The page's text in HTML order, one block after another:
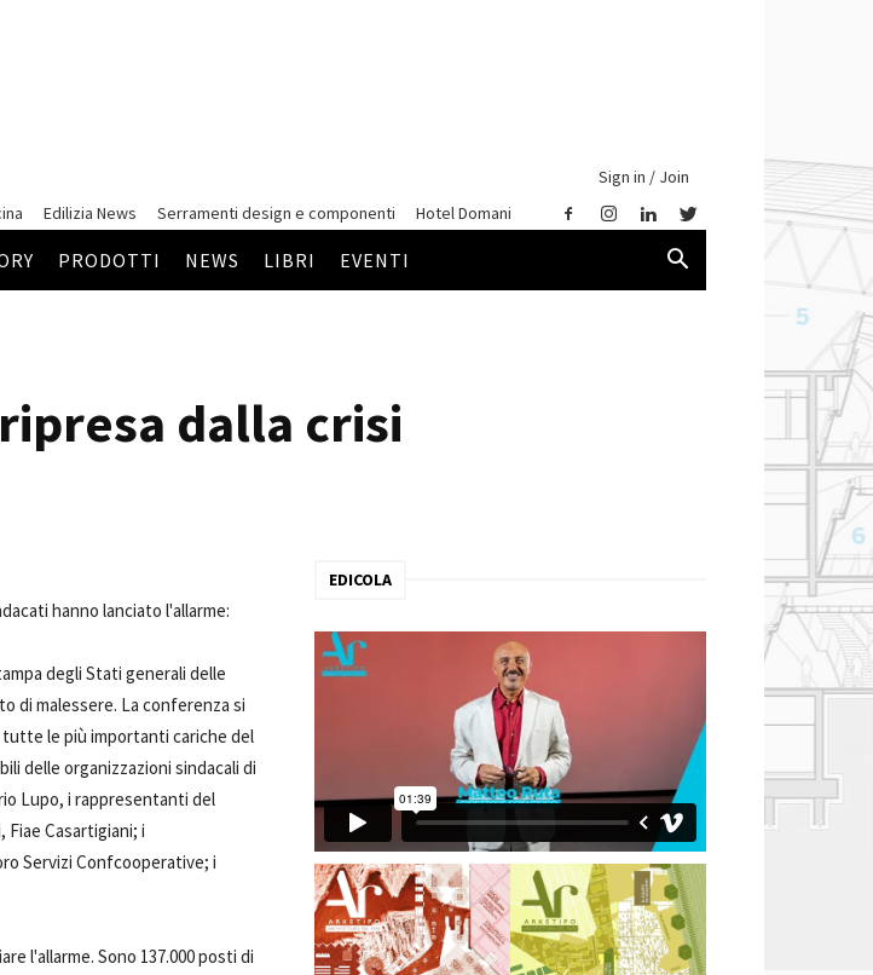
Sign in / Join
Edilizia News Serramenti design e componenti Hotel Domani
PRODOTTI NEWS LIBRI EVENTI
dalla crisi
hanno lanciato l'allarme:
degli Stati generali delle
di malessere. La conferenza si
tutte le più importanti cariche del
delle organizzazioni sindacali di
Lupo, i rappresentanti del
Casartigiani; i
Servizi Confcooperative; i
l'allarme. Sono 137.000 posti di
EDICOLA